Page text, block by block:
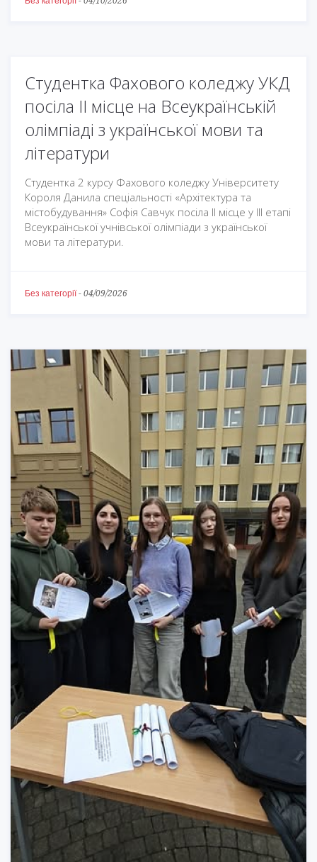
Студентка Фахового коледжу УКД
посіла ІІ місце на Всеукраїнській
олімпіаді з української мови та
літератури
Студентка 2 курсу Фахового коледжу Університету
Короля Данила спеціальності «Архітектура та
містобудування» Софія Савчук посіла ІІ місце у III етапі
Всеукраїнської учнівської олімпіади з української
мови та літератури.
Без категорії- 04/09/2026